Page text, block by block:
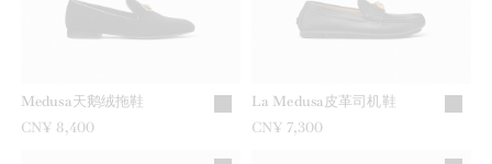
Medusa天鹅绒拖鞋
CN¥ 8,400
La Medusa皮革司机鞋
CN¥ 7,300